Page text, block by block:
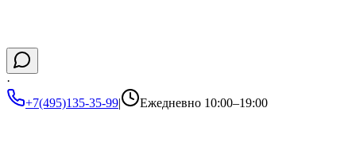
·
+7(495)135-35-99| Ежедневно 10:00–19:00